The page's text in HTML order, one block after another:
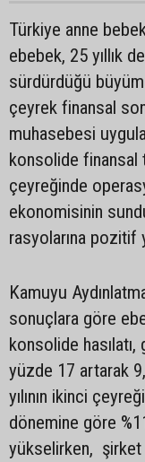
Türkiye anne
ebebek, 25 yıllık
sürdürdüğü
çeyrek finansal
muhasebesi
konsolide finansal
çeyreğinde
ekonomisinin
rasyolarına pozitif
Kamuyu
sonuçlara göre
konsolide hasılatı,
yüzde 17 artarak
yılının ikinci
dönemine göre
yükselirken, şirket